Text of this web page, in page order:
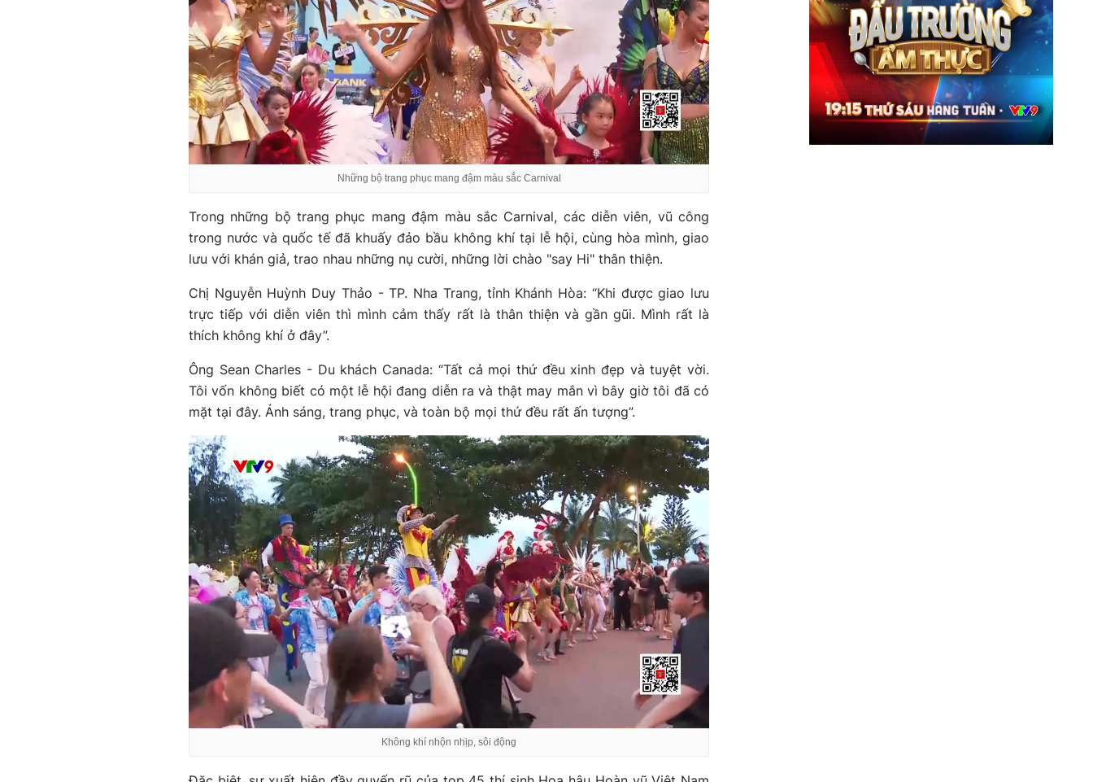
Những bộ trang phục mang đậm màu sắc Carnival
Trong những bộ trang phục mang đậm màu sắc Carnival, các diễn viên, vũ công
trong nước và quốc tế đã khuấy đảo bầu không khí tại lễ hội, cùng hòa mình, giao
lưu với khán giả, trao nhau những nụ cười, những lời chào "say Hi" thân thiện.
Chị Nguyễn Huỳnh Duy Thảo - TP. Nha Trang, tỉnh Khánh Hòa: “Khi được giao lưu
trực tiếp với diễn viên thì mình cảm thấy rất là thân thiện và gần gũi. Mình rất là
thích không khí ở đây”.
Ông Sean Charles - Du khách Canada: “Tất cả mọi thứ đều xinh đẹp và tuyệt vời.
Tôi vốn không biết có một lễ hội đang diễn ra và thật may mắn vì bây giờ tôi đã có
mặt tại đây. Ánh sáng, trang phục, và toàn bộ mọi thứ đều rất ấn tượng”.
Không khí nhộn nhịp, sôi động